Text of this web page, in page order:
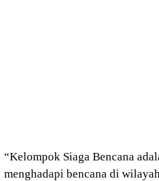
“Kelompok Siaga Bencana
menghadapi bencana di